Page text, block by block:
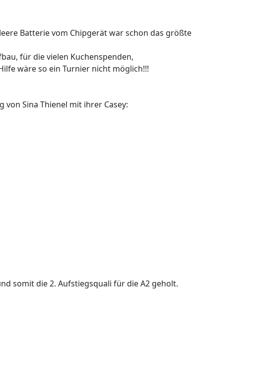
Batterie vom Chipgerät war schon das größte
für die vielen Kuchenspenden,
wäre so ein Turnier nicht möglich!!!
von Sina Thienel mit ihrer Casey:
somit die 2. Aufstiegsquali für die A2 geholt.